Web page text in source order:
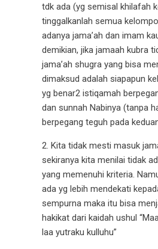
tdk ada (yg semisal khilafah
tinggalkanlah semua
adanya jama’ah dan imam
demikian, jika jamaah kubra
jama’ah shugra yang bisa
dimaksud adalah siapapun
yg benar2 istiqamah
dan sunnah Nabinya (tanpa
berpegang teguh pada
2. Kita tidak mesti masuk
sekiranya kita menilai tidak
yang memenuhi kriteria.
ada yg lebih mendekati
sempurna maka itu bisa
hakikat dari kaidah ushul
laa yutraku kulluhu”